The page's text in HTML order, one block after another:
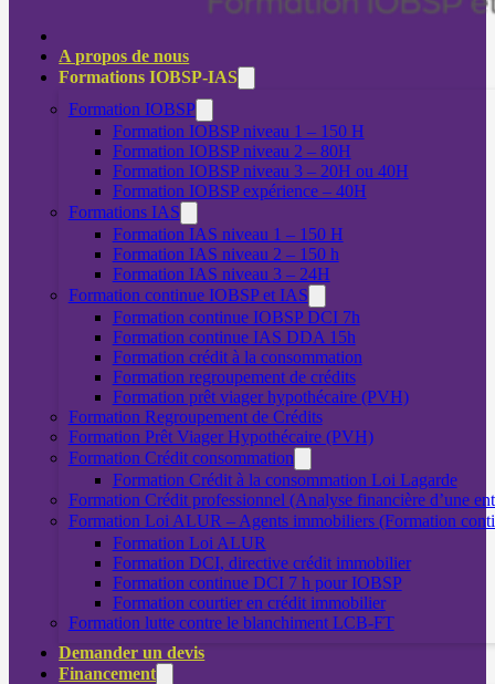
A propos de nous
Formations IOBSP-IAS
Formation IOBSP
Formation IOBSP niveau 1 – 150 H
Formation IOBSP niveau 2 – 80H
Formation IOBSP niveau 3 – 20H ou 40H
Formation IOBSP expérience – 40H
Formations IAS
Formation IAS niveau 1 – 150 H
Formation IAS niveau 2 – 150 h
Formation IAS niveau 3 – 24H
Formation continue IOBSP et IAS
Formation continue IOBSP DCI 7h
Formation continue IAS DDA 15h
Formation crédit à la consommation
Formation regroupement de crédits
Formation prêt viager hypothécaire (PVH)
Formation Regroupement de Crédits
Formation Prêt Viager Hypothécaire (PVH)
Formation Crédit consommation
Formation Crédit à la consommation Loi Lagarde
Formation Crédit professionnel (Analyse financière d’une
Formation Loi ALUR – Agents immobiliers (Formation
Formation Loi ALUR
Formation DCI, directive crédit immobilier
Formation continue DCI 7 h pour IOBSP
Formation courtier en crédit immobilier
Formation lutte contre le blanchiment LCB-FT
Demander un devis
Financement